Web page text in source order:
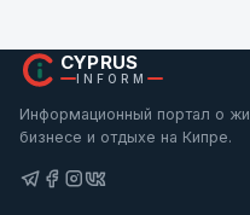
CYPRUS
INFORM
Информационный портал о
бизнесе и отдыхе на Кипре.